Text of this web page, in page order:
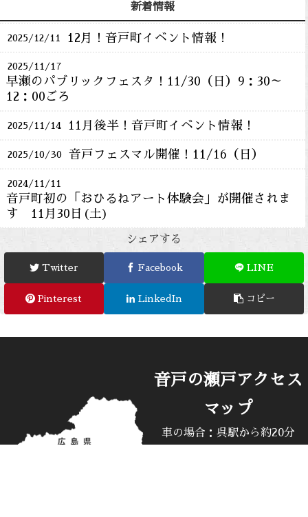
新着情報
2025/12/11 12月！音戸町イベント情報！
2025/11/17
早瀬のパブリックフェスタ！11/30（日）9：30～
12：00ごろ
2025/11/14 11月後半！音戸町イベント情報！
2025/10/30 音戸フェスマル開催！11/16（日）
2024/11/11
音戸町初の「おひるねアート体験会」が開催されま
す 11月30日(土)
シェアする
Twitter Facebook LINE
Pinterest LinkedIn コピー
音戸の瀬戸アクセス
マップ
車の場合：呉駅から約20分